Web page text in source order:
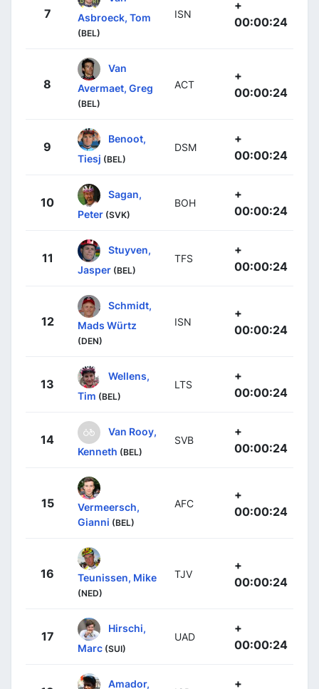
7
Asbroeck, Tom
(BEL)
ISN
+
00:00:24
8
Van
Avermaet, Greg
(BEL)
ACT
+
00:00:24
9
Benoot,
Tiesj (BEL)
DSM
+
00:00:24
10
Sagan,
Peter (SVK)
BOH
+
00:00:24
11
Stuyven,
Jasper (BEL)
TFS
+
00:00:24
12
Schmidt,
Mads Würtz
(DEN)
ISN
+
00:00:24
13
Wellens,
Tim (BEL)
LTS
+
00:00:24
14
Van Rooy,
Kenneth (BEL)
SVB
+
00:00:24
15
Vermeersch,
Gianni (BEL)
AFC
+
00:00:24
16 Teunissen, Mike
(NED)
TJV
+
00:00:24
17
Hirschi,
Marc (SUI)
UAD
+
00:00:24
Amador, +